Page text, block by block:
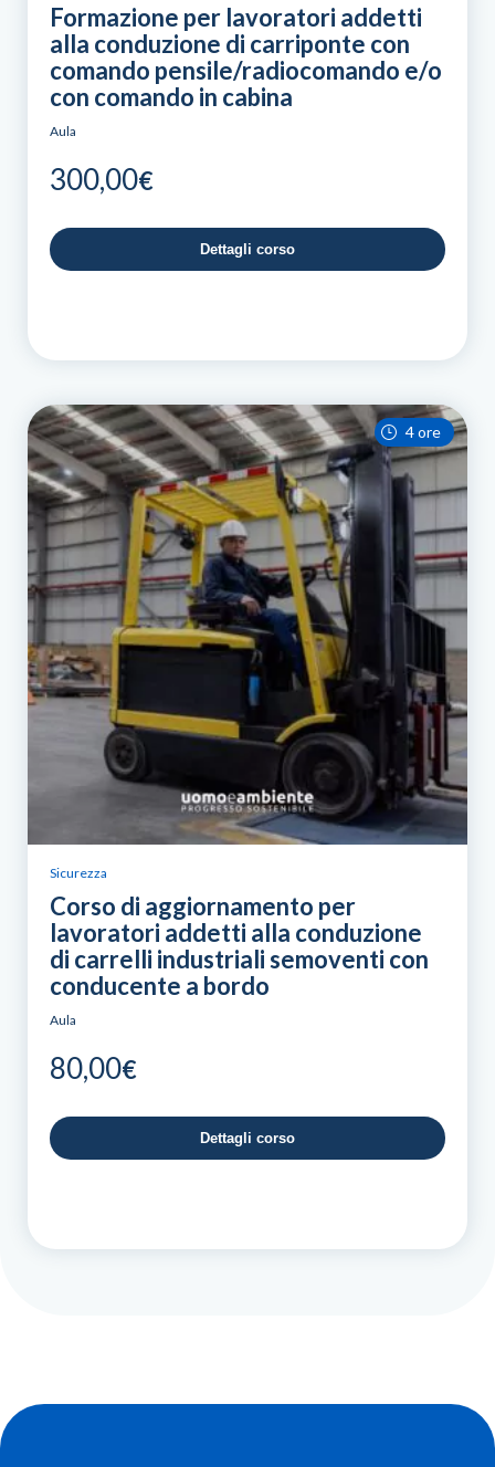
Formazione per lavoratori addetti
alla conduzione di carriponte con
comando pensile/radiocomando e/o
con comando in cabina
Aula
300,00€
Dettagli corso
Sicurezza
Corso di aggiornamento per
lavoratori addetti alla conduzione
di carrelli industriali semoventi con
conducente a bordo
Aula
4 ore
80,00€
Dettagli corso